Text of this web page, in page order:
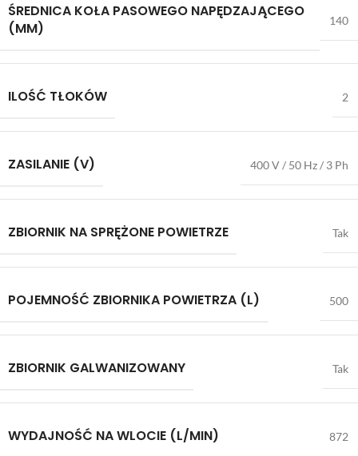
ŚREDNICA KOŁA PASOWEGO NAPĘDZAJĄCEGO
(MM)
140
ILOŚĆ TŁOKÓW 2
ZASILANIE (V) 400 V / 50 Hz / 3 Ph
ZBIORNIK NA SPRĘŻONE POWIETRZE Tak
POJEMNOŚĆ ZBIORNIKA POWIETRZA (L) 500
ZBIORNIK GALWANIZOWANY Tak
WYDAJNOŚĆ NA WLOCIE (L/MIN) 872